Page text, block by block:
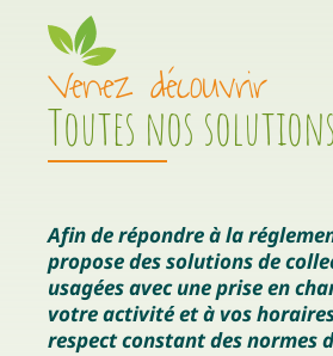
Venez découvrir
Toutes nos solutions
Afin de répondre à la
propose des solutions de
usagées avec une prise en
votre activité et à vos
respect constant des normes